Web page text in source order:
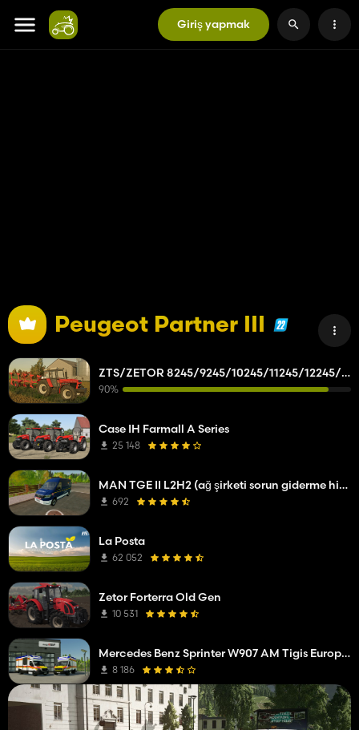
Giriş yapmak
Peugeot Partner III
ZTS/ZETOR 8245/9245/10245/11245/12245/14245/16245
90%
Case IH Farmall A Series
25 148
MAN TGE II L2H2 (ağ şirketi sorun giderme hizmeti)
692
La Posta
62 052
Zetor Forterra Old Gen
10 531
Mercedes Benz Sprinter W907 AM Tigis Europa RTW
8 186